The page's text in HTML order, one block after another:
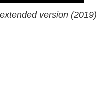
version (2019)